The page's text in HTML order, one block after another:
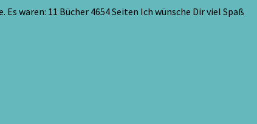
waren: 11 Bücher 4654 Seiten Ich wünsche Dir viel Spaß